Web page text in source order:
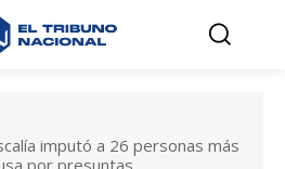
imputó a 26 personas más
por presuntas...